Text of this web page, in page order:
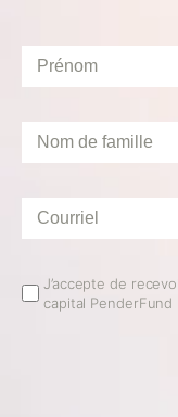
Prénom*
Nom
Courriel*
Email
Opt
J’accepte de
capital PenderFund